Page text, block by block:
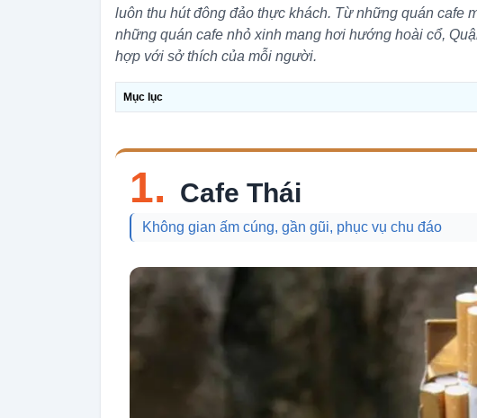
luôn thu hút đông đảo thực khách. Từ những quán cafe
những quán cafe nhỏ xinh mang hơi hướng hoài cổ,
hợp với sở thích của mỗi người.
Mục lục
1. Cafe Thái
Không gian ấm cúng, gần gũi, phục vụ chu đáo